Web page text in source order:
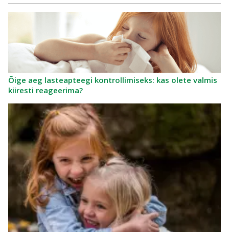
Õige aeg lasteapteegi kontrollimiseks: kas olete valmis
kiiresti reageerima?